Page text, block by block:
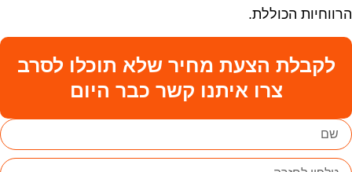
הכוללת.
לקבלת הצעת מחיר שלא תוכלו לסרב
צרו איתנו קשר כבר היום